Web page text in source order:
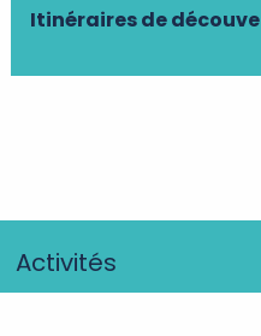
Itinéraires de
Activités
2026
14:30 - 18:30
14:30 - 18:30